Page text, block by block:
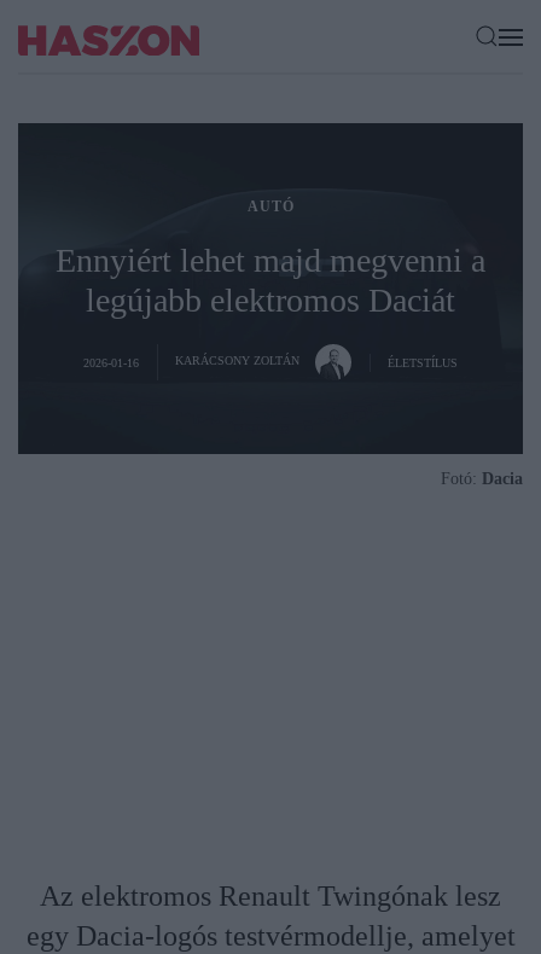
AUTÓ
Ennyiért lehet majd megvenni a
legújabb elektromos Daciát
2026-01-16 KARÁCSONY ZOLTÁN ÉLETSTÍLUS
Fotó: Dacia
Az elektromos Renault Twingónak lesz
egy Dacia-logós testvérmodellje, amelyet